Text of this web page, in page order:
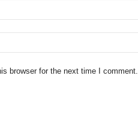
browser for the next time I comment.